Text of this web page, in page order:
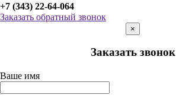
+7 (343) 22-64-064
Заказать обратный звонок
×
Заказать звонок
Ваше имя